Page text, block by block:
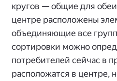
кругов — общие для
центре расположены
объединяющие все
сортировки можно
потребителей сейчас в
расположатся в центре,